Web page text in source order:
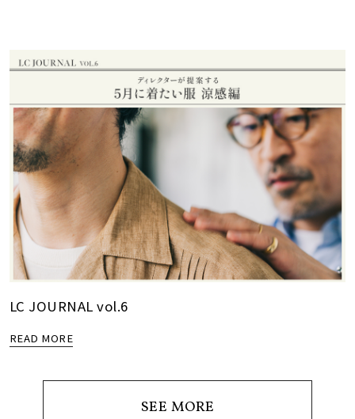
LC JOURNAL vol.6
READ MORE
SEE MORE